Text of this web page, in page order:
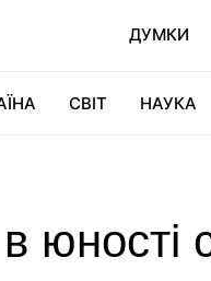
ДУМКИ
СВІТ НАУКА
юності